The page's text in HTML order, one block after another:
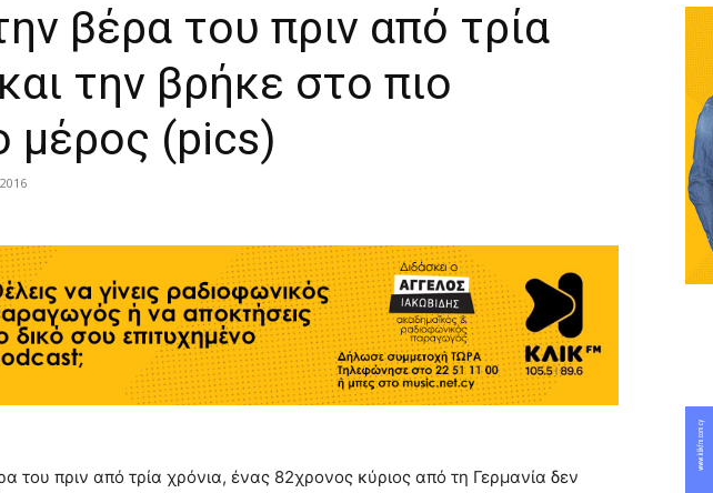
βέρα του πριν από τρία
την βρήκε στο πιο
μέρος (pics)
του πριν από τρία χρόνια, ένας 82χρονος κύριος από τη Γερμανία δεν